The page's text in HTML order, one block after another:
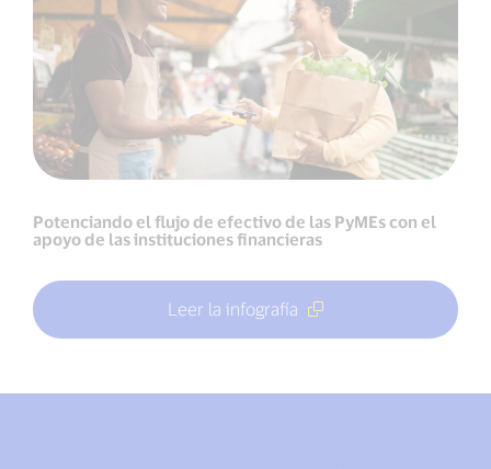
Potenciando el flujo de efectivo de las PyMEs con el
apoyo de las instituciones financieras
Leer la infografía